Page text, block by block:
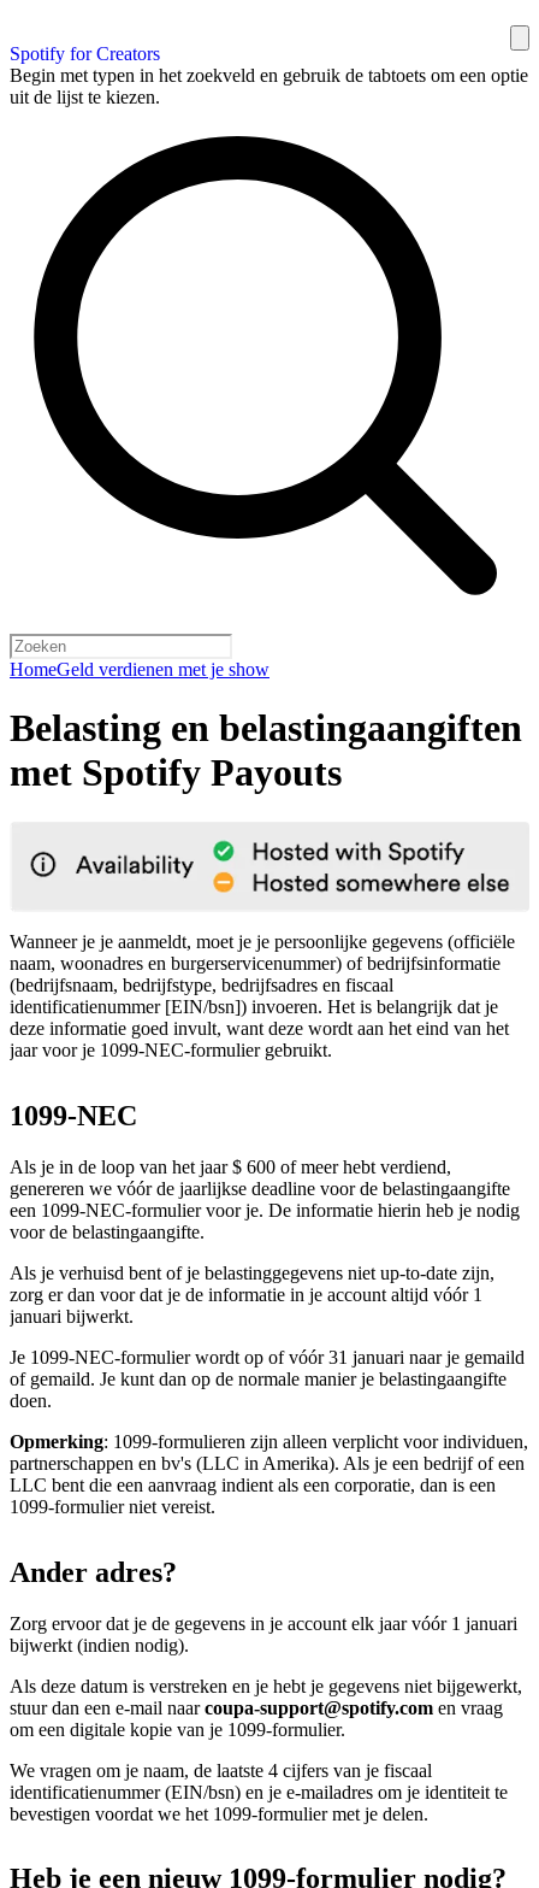
Spotify for Creators
Begin met typen in het zoekveld en gebruik de tabtoets om een optie
uit de lijst te kiezen.
HomeGeld verdienen met je show
Belasting en belastingaangiften
met Spotify Payouts
Wanneer je je aanmeldt, moet je je persoonlijke gegevens (officiële
naam, woonadres en burgerservicenummer) of bedrijfsinformatie
(bedrijfsnaam, bedrijfstype, bedrijfsadres en fiscaal
identificatienummer [EIN/bsn]) invoeren. Het is belangrijk dat je
deze informatie goed invult, want deze wordt aan het eind van het
jaar voor je 1099-NEC-formulier gebruikt.
1099-NEC
Als je in de loop van het jaar $ 600 of meer hebt verdiend,
genereren we vóór de jaarlijkse deadline voor de belastingaangifte
een 1099-NEC-formulier voor je. De informatie hierin heb je nodig
voor de belastingaangifte.
Als je verhuisd bent of je belastinggegevens niet up-to-date zijn,
zorg er dan voor dat je de informatie in je account altijd vóór 1
januari bijwerkt.
Je 1099-NEC-formulier wordt op of vóór 31 januari naar je gemaild
of gemaild. Je kunt dan op de normale manier je belastingaangifte
doen.
Opmerking: 1099-formulieren zijn alleen verplicht voor individuen,
partnerschappen en bv's (LLC in Amerika). Als je een bedrijf of een
LLC bent die een aanvraag indient als een corporatie, dan is een
1099-formulier niet vereist.
Ander adres?
Zorg ervoor dat je de gegevens in je account elk jaar vóór 1 januari
bijwerkt (indien nodig).
Als deze datum is verstreken en je hebt je gegevens niet bijgewerkt,
stuur dan een e-mail naarcoupa-support@spotify.com en vraag
om een digitale kopie van je 1099-formulier.
We vragen om je naam, de laatste 4 cijfers van je fiscaal
identificatienummer (EIN/bsn) en je e-mailadres om je identiteit te
bevestigen voordat we het 1099-formulier met je delen.
Heb je een nieuw 1099-formulier nodig?